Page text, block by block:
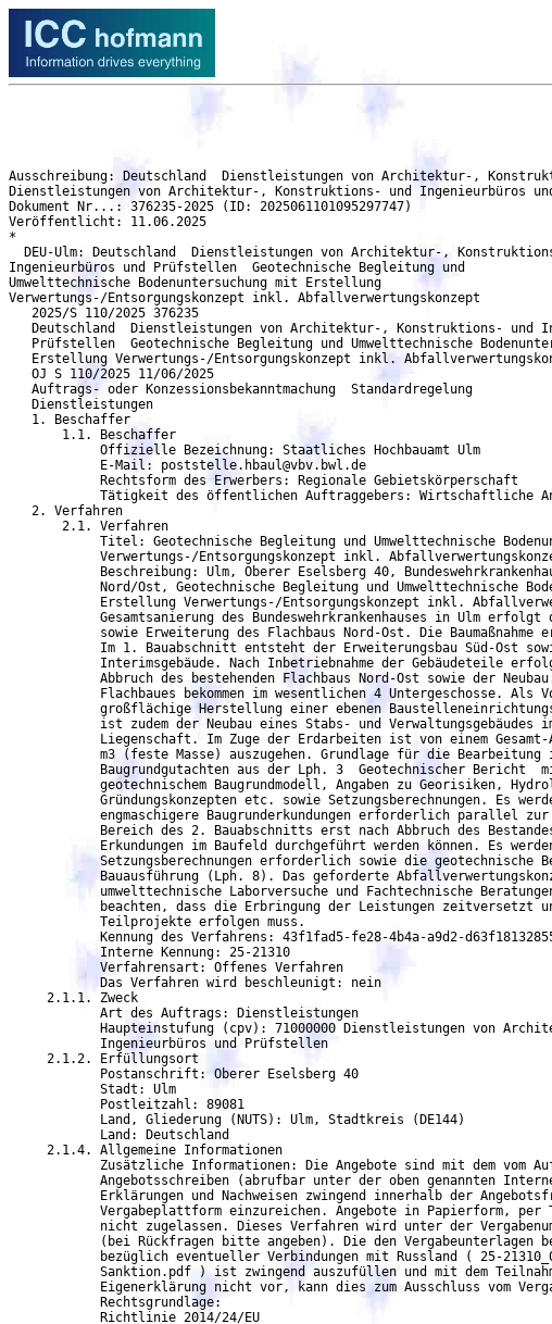
Ausschreibung: Deutschland  Dienstleistungen von Architektur-, Konstruktions- und Ingenieurbüros und Prüfstellen  Geotechnische Begleitung und Umwelttechnische Bodenuntersuchung mit Erstellung Verwertungs-/Entsorgungskonzept inkl. Abfallverwertungskonzept - DEU-Ulm
Dienstleistungen von Architektur-, Konstruktions- und Ingenieurbüros und Prüfstellen
Dokument Nr...: 376235-2025 (ID: 2025061101095297747)
Veröffentlicht: 11.06.2025
*
  DEU-Ulm: Deutschland  Dienstleistungen von Architektur-, Konstruktions- und
Ingenieurbüros und Prüfstellen  Geotechnische Begleitung und
Umwelttechnische Bodenuntersuchung mit Erstellung
Verwertungs-/Entsorgungskonzept inkl. Abfallverwertungskonzept
   2025/S 110/2025 376235
   Deutschland  Dienstleistungen von Architektur-, Konstruktions- und Ingenieurbüros und
   Prüfstellen  Geotechnische Begleitung und Umwelttechnische Bodenuntersuchung mit
   Erstellung Verwertungs-/Entsorgungskonzept inkl. Abfallverwertungskonzept
   OJ S 110/2025 11/06/2025
   Auftrags- oder Konzessionsbekanntmachung  Standardregelung
   Dienstleistungen
   1. Beschaffer
       1.1. Beschaffer
	    Offizielle Bezeichnung: Staatliches Hochbauamt Ulm
	    E-Mail: poststelle.hbaul@vbv.bwl.de
            Rechtsform des Erwerbers: Regionale Gebietskörperschaft
            Tätigkeit des öffentlichen Auftraggebers: Wirtschaftliche Angelegenheiten
   2. Verfahren
       2.1. Verfahren
	    Titel: Geotechnische Begleitung und Umwelttechnische Bodenuntersuchung mit Erstellung
	    Verwertungs-/Entsorgungskonzept inkl. Abfallverwertungskonzept
	    Beschreibung: Ulm, Oberer Eselsberg 40, Bundeswehrkrankenhaus, Sanierung Teil: Flachbau
	    Nord/Ost, Geotechnische Begleitung und Umwelttechnische Bodenuntersuchung mit
	    Erstellung Verwertungs-/Entsorgungskonzept inkl. Abfallverwertungskonzept, Im Rahmen der
	    Gesamtsanierung des Bundeswehrkrankenhauses in Ulm erfolgt der Abbruch und Neubau
            sowie Erweiterung des Flachbaus Nord-Ost. Die Baumaßnahme erfolgt in 2 Bauabschnitten.
            Im 1. Bauabschnitt entsteht der Erweiterungsbau Süd-Ost sowie weiter südlich ein
            Interimsgebäude. Nach Inbetriebnahme der Gebäudeteile erfolgt in einem 2. Bauabschnitt der
            Abbruch des bestehenden Flachbaus Nord-Ost sowie der Neubau. Die Gebäudeteile des
            Flachbaues bekommen im wesentlichen 4 Untergeschosse. Als Vorabmaßnahme erfolgt die
            großflächige Herstellung einer ebenen Baustelleneinrichtungsfläche. Teil des 1. Bauabschnitts
            ist zudem der Neubau eines Stabs- und